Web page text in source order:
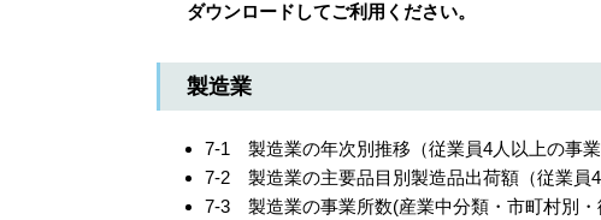
ダウンロードしてご利用ください。
製造業
7-1 製造業の年次別推移（従業員4人以上の事業
7-2 製造業の主要品目別製造品出荷額（従業員4
7-3 製造業の事業所数(産業中分類・市町村別・